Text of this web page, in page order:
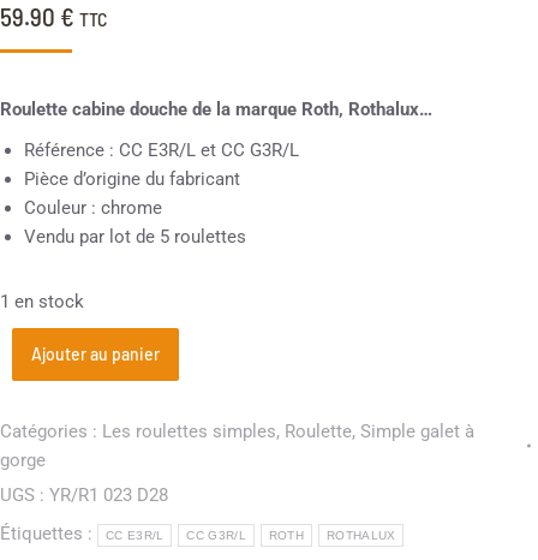
59.90 € TTC
Roulette cabine douche de la marque Roth, Rothalux…
Référence : CC E3R/L et CC G3R/L
Pièce d’origine du fabricant
Couleur : chrome
Vendu par lot de 5 roulettes
1 en stock
Ajouter au panier
Catégories : Les roulettes simples, Roulette, Simple galet à
gorge
UGS : YR/R1 023 D28
Étiquettes :
CC E3R/L CC G3R/L ROTH ROTHALUX